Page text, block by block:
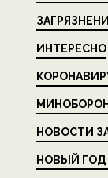
ИНТЕРЕСНО
НОВОСТИ
НОВЫЙ ГОД